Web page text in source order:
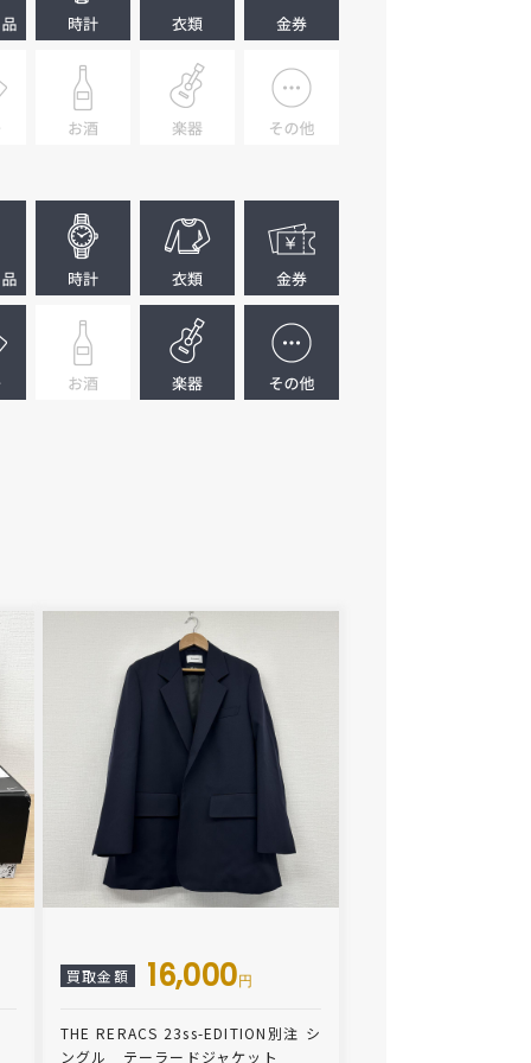
買取金額 16,000円
THE RERACS 23ss-EDITION別注 シ
ングル テーラードジャケット